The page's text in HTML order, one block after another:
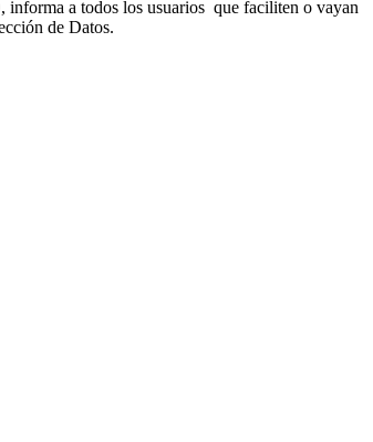
a todos los usuarios que faciliten o vayan
de Datos.